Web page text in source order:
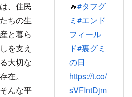
は、住民
たちの生
産と暮ら
しを支え
る大切な
存在。
そんな平
🔥#タフグ
ミ#エンド
フィール
ド#裏グミ
の日
https://t.co/
sVFIntDjm